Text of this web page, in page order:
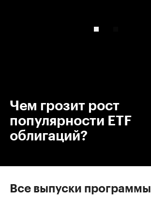
Чем грозит рост
популярности ETF
облигаций?
Все выпуски программы